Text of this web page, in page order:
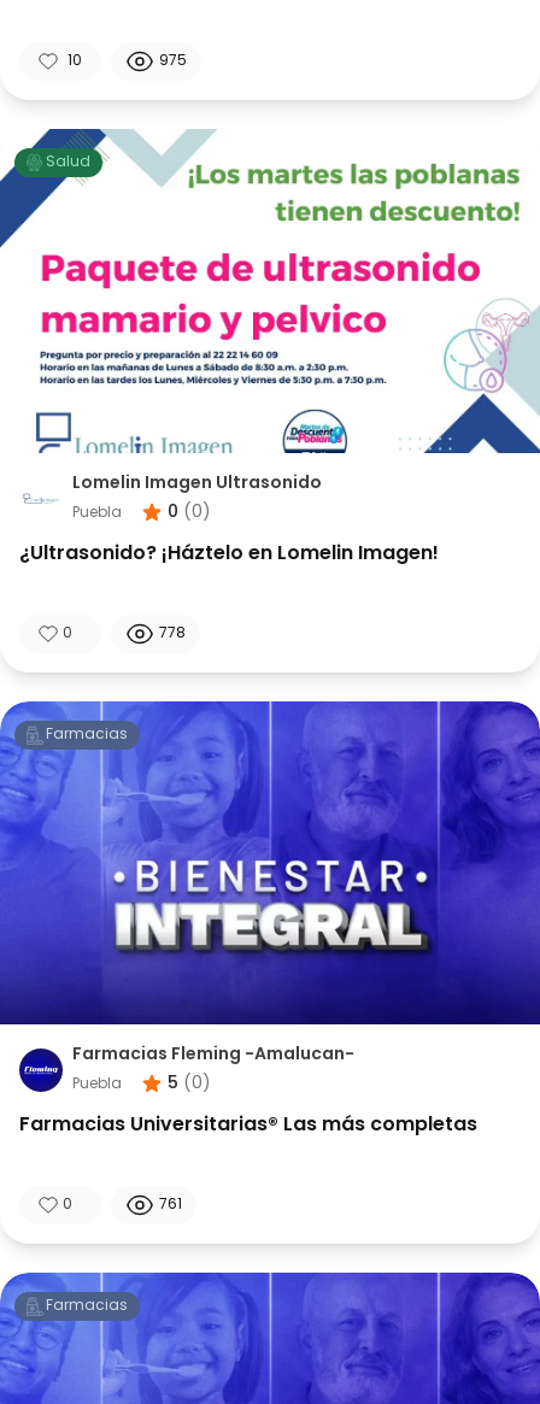
10 975
Salud
Lomelin Imagen Ultrasonido
Puebla 0 ( 0 )
¿Ultrasonido? ¡Háztelo en Lomelin Imagen!
0 778
Farmacias
Farmacias Fleming -Amalucan-
Puebla 5 (0 )
Farmacias Universitarias® Las más completas
0 761
Farmacias